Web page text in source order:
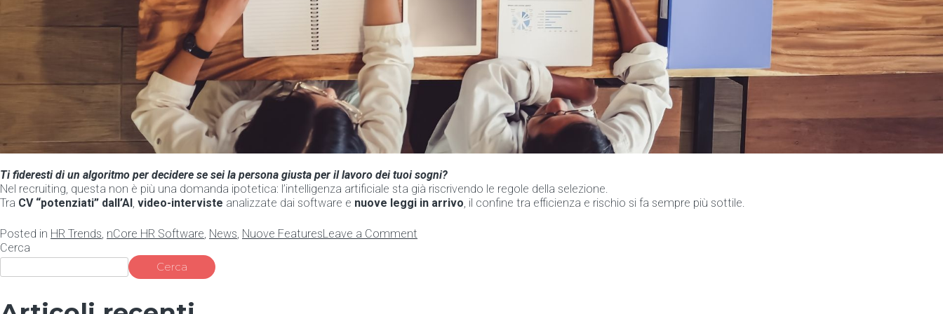
Ti fideresti di un algoritmo per decidere se sei la persona giusta per il lavoro dei tuoi sogni?
Nel recruiting, questa non è più una domanda ipotetica: l’intelligenza artificiale sta già riscrivendo le regole della selezione.
Tra CV “potenziati” dall’AI, video-interviste analizzate dai software e nuove leggi in arrivo, il confine tra efficienza e rischio si fa sempre più sottile.
Posted in HR Trends, nCore HR Software, News, Nuove FeaturesLeave a Comment
Cerca
Cerca